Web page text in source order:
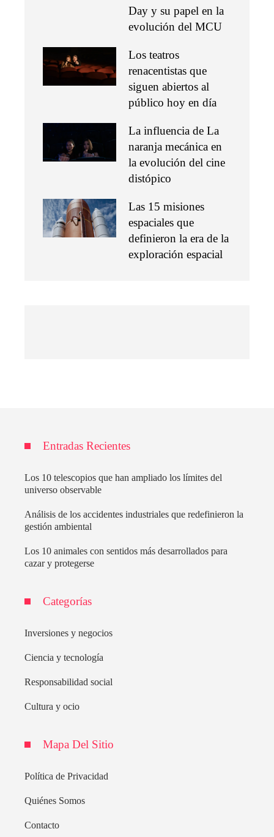
Day y su papel en la
evolución del MCU
Los teatros
renacentistas que
siguen abiertos al
público hoy en día
La influencia de La
naranja mecánica en
la evolución del cine
distópico
Las 15 misiones
espaciales que
definieron la era de la
exploración espacial
Entradas Recientes
Los 10 telescopios que han ampliado los límites del
universo observable
Análisis de los accidentes industriales que redefinieron la
gestión ambiental
Los 10 animales con sentidos más desarrollados para
cazar y protegerse
Categorías
Inversiones y negocios
Ciencia y tecnología
Responsabilidad social
Cultura y ocio
Mapa Del Sitio
Política de Privacidad
Quiénes Somos
Contacto